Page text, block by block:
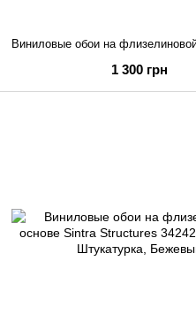
1 300 грн